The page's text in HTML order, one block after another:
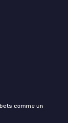
comme un